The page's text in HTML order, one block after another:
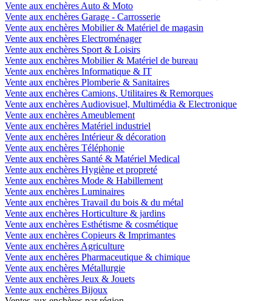
Vente aux enchères Auto & Moto
Vente aux enchères Garage - Carrosserie
Vente aux enchères Mobilier & Matériel de magasin
Vente aux enchères Electroménager
Vente aux enchères Sport & Loisirs
Vente aux enchères Mobilier & Matériel de bureau
Vente aux enchères Informatique & IT
Vente aux enchères Plomberie & Sanitaires
Vente aux enchères Camions, Utilitaires & Remorques
Vente aux enchères Audiovisuel, Multimédia & Electronique
Vente aux enchères Ameublement
Vente aux enchères Matériel industriel
Vente aux enchères Intérieur & décoration
Vente aux enchères Téléphonie
Vente aux enchères Santé & Matériel Medical
Vente aux enchères Hygiène et propreté
Vente aux enchères Mode & Habillement
Vente aux enchères Luminaires
Vente aux enchères Travail du bois & du métal
Vente aux enchères Horticulture & jardins
Vente aux enchères Esthétisme & cosmétique
Vente aux enchères Copieurs & Imprimantes
Vente aux enchères Agriculture
Vente aux enchères Pharmaceutique & chimique
Vente aux enchères Métallurgie
Vente aux enchères Jeux & Jouets
Vente aux enchères Bijoux